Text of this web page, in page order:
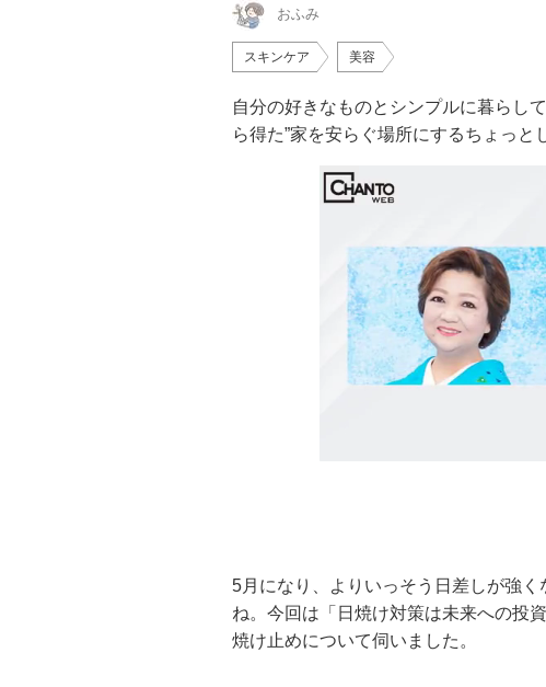
おふみ
スキンケア 美容
自分の好きなものとシンプルに暮らし
ら得た”家を安らぐ場所にするちょっと
5月になり、よりいっそう日差しが強
ね。今回は「日焼け対策は未来への投
焼け止めについて伺いました。